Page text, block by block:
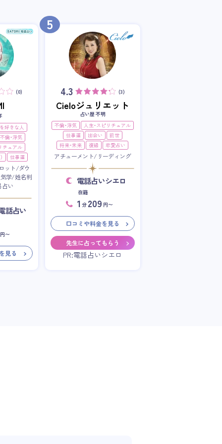
(0)
好きな人
不倫・浮気
チュアル
仕事運
ット/ダウ
学/姓名判
い
話占い
円〜
見る
5
4.3 (3)
Cieloジュリエット
占い歴 不明
不倫・浮気
人生・スピリチュアル
仕事運
出会い
前世
将来・未来
復縁 恋愛占い
アチューメント/リーディング
電話占いシエロ
在籍
1 分 209 円〜
口コミや料金を見る
先生に占ってもらう
PR:電話占いシエロ